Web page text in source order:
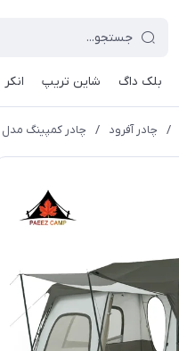
بلک داگ شاین تریپ انکر
/ چادر آفرود / چادر کمپینگ مدل Cape 8.3 نیچرهایک | CNK2350WS014